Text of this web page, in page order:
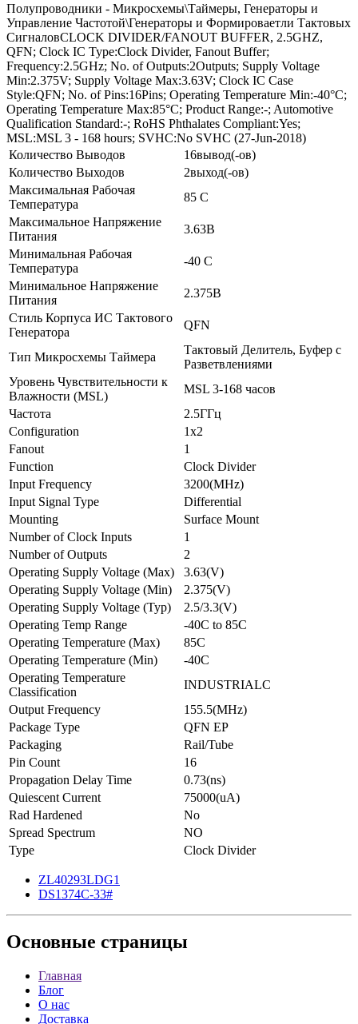
Полупроводники - Микросхемы\Таймеры, Генераторы и
Управление Частотой\Генераторы и Формироваетли Тактовых
СигналовCLOCK DIVIDER/FANOUT BUFFER, 2.5GHZ,
QFN; Clock IC Type:Clock Divider, Fanout Buffer;
Frequency:2.5GHz; No. of Outputs:2Outputs; Supply Voltage
Min:2.375V; Supply Voltage Max:3.63V; Clock IC Case
Style:QFN; No. of Pins:16Pins; Operating Temperature Min:-40°C;
Operating Temperature Max:85°C; Product Range:-; Automotive
Qualification Standard:-; RoHS Phthalates Compliant:Yes;
MSL:MSL 3 - 168 hours; SVHC:No SVHC (27-Jun-2018)
Количество Выводов
16вывод(-ов)
Количество Выходов
2выход(-ов)
Максимальная Рабочая
Температура
85 C
Максимальное Напряжение
Питания
3.63В
Минимальная Рабочая
Температура
-40 C
Минимальное Напряжение
Питания
2.375В
Стиль Корпуса ИС Тактового
Генератора
QFN
Тип Микросхемы Таймера
Тактовый Делитель, Буфер с
Разветвлениями
Уровень Чувствительности к
Влажности (MSL)
MSL 3-168 часов
Частота
2.5ГГц
Configuration
1x2
Fanout
1
Function
Clock Divider
Input Frequency
3200(MHz)
Input Signal Type
Differential
Mounting
Surface Mount
Number of Clock Inputs
1
Number of Outputs
2
Operating Supply Voltage (Max)
3.63(V)
Operating Supply Voltage (Min)
2.375(V)
Operating Supply Voltage (Typ)
2.5/3.3(V)
Operating Temp Range
-40C to 85C
Operating Temperature (Max)
85C
Operating Temperature (Min)
-40C
Operating Temperature
Classification
INDUSTRIALC
Output Frequency
155.5(MHz)
Package Type
QFN EP
Packaging
Rail/Tube
Pin Count
16
Propagation Delay Time
0.73(ns)
Quiescent Current
75000(uA)
Rad Hardened
No
Spread Spectrum
NO
Type
Clock Divider
ZL40293LDG1
DS1374C-33#
Основные страницы
Главная
Блог
О нас
Доставка